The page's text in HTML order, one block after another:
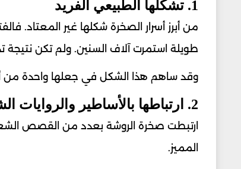
1. تشكلها الطبيعي الفريد
من أبرز أسرار الصخرة شكلها غير المعتاد.
طويلة استمرت آلاف السنين. ولم تكن
وقد ساهم هذا الشكل في جعلها واحدة من
2. ارتباطها بالأساطير والروايات الشعبية
ارتبطت صخرة الروشة بعدد من القصص
المميز.